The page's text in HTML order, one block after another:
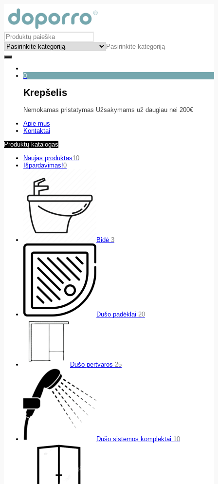
Pasirinkite kategoriją
0
Krepšelis
Nemokamas pristatymas Užsakymams už daugiau nei 200€
Apie mus
Kontaktai
Produktų katalogas
Naujas produktas10
Išpardavimas!0
Bidė 3
Dušo padėklai 20
Dušo pertvaros 25
Dušo sistemos komplektai 10